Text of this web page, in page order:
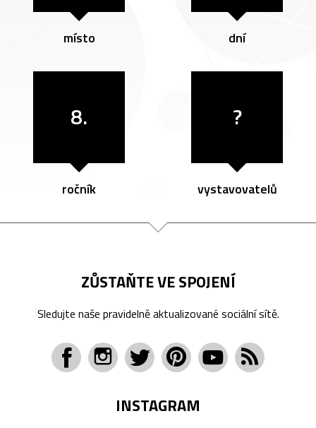
místo dní
8.
ročník
?
vystavovatelů
ZŮSTAŇTE VE SPOJENÍ
Sledujte naše pravidelně aktualizované sociální sítě.
INSTAGRAM